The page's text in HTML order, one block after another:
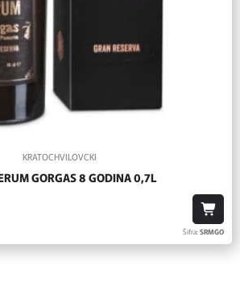
KRATOCHVILOVCKI
GORGAS 8 GODINA 0,7L
Šifra:SRMGO